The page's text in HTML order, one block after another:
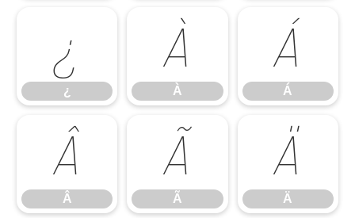
¿
¿
À
À
Á
Á
Â
Â
Ã
Ã
Ä
Ä